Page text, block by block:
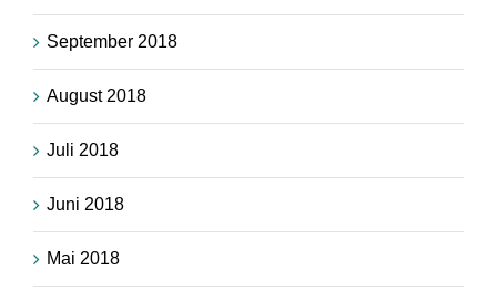
September 2018
August 2018
Juli 2018
Juni 2018
Mai 2018